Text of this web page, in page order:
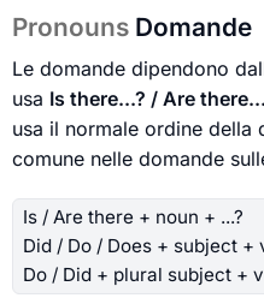
Pronouns Domande
Le domande dipendono
usa Is there...? / Are
usa il normale ordine della
comune nelle domande
Is / Are there + noun + ...?
Did / Do / Does + subject
Do / Did + plural subject +